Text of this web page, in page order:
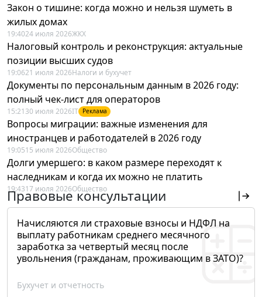
Закон о тишине: когда можно и нельзя шуметь в
жилых домах
19:4024 июля 2026ЖКХ
Налоговый контроль и реконструкция: актуальные
позиции высших судов
19:0621 июля 2026Налоги и бухучет
Документы по персональным данным в 2026 году:
полный чек-лист для операторов
15:21 30 июля 2026IT Реклама
Вопросы миграции: важные изменения для
иностранцев и работодателей в 2026 году
19:0515 июля 2026Общество
Долги умершего: в каком размере переходят к
наследникам и когда их можно не платить
19:4317 июля 2026Общество
Правовые консультации
Начисляются ли страховые взносы и НДФЛ на
выплату работникам среднего месячного
заработка за четвертый месяц после
увольнения (гражданам, проживающим в ЗАТО)?
Бухучет и отчетность